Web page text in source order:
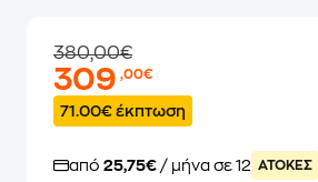
380,00€
309,00€
71.00€ έκπτωση
από 25,75€ / μήνα σε 12 ATOKEΣ